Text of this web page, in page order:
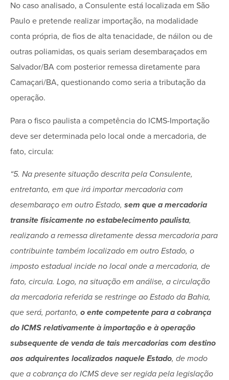
No caso analisado, a Consulente está localizada em São
Paulo e pretende realizar importação, na modalidade
conta própria, de fios de alta tenacidade, de náilon ou de
outras poliamidas, os quais seriam desembaraçados em
Salvador/BA com posterior remessa diretamente para
Camaçari/BA, questionando como seria a tributação da
operação.
Para o fisco paulista a competência do ICMS-Importação
deve ser determinada pelo local onde a mercadoria, de
fato, circula:
“5. Na presente situação descrita pela Consulente,
entretanto, em que irá importar mercadoria com
desembaraço em outro Estado, sem que a mercadoria
transite fisicamente no estabelecimento paulista,
realizando a remessa diretamente dessa mercadoria para
contribuinte também localizado em outro Estado, o
imposto estadual incide no local onde a mercadoria, de
fato, circula. Logo, na situação em análise, a circulação
da mercadoria referida se restringe ao Estado da Bahia,
que será, portanto, o ente competente para a cobrança
do ICMS relativamente à importação e à operação
subsequente de venda de tais mercadorias com destino
aos adquirentes localizados naquele Estado, de modo
que a cobrança do ICMS deve ser regida pela legislação